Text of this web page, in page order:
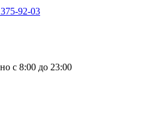
92-03
с 8:00 до 23:00